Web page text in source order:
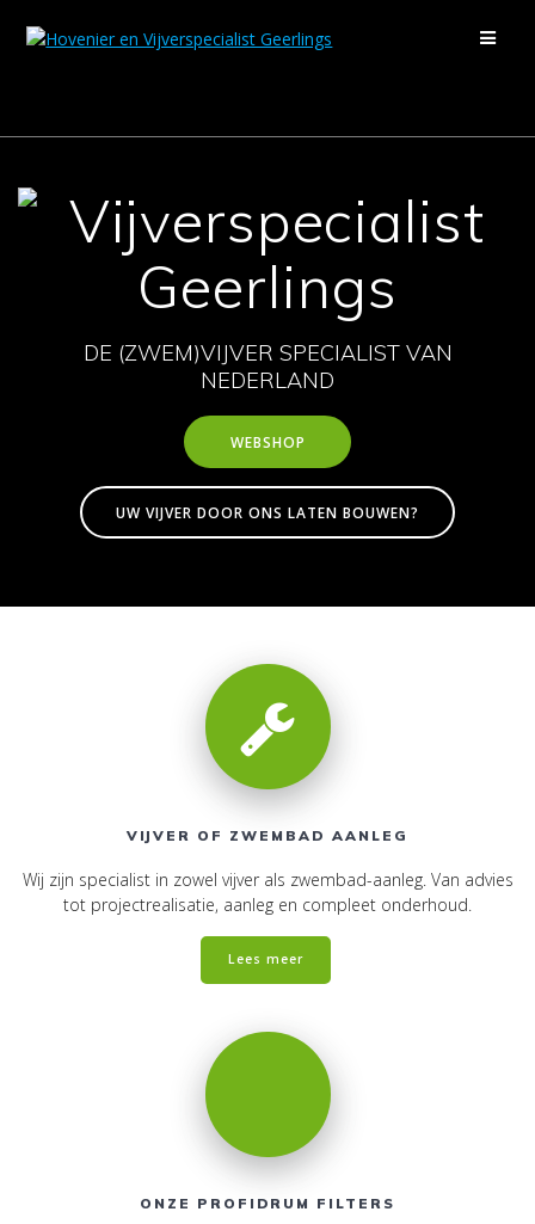
naar
DE (ZWEM)VIJVER SPECIALIST VAN
NEDERLAND
WEBSHOP
UW VIJVER DOOR ONS LATEN BOUWEN?
VIJVER OF ZWEMBAD AANLEG
Wij zijn specialist in zowel vijver als zwembad-aanleg. Van advies
tot projectrealisatie, aanleg en compleet onderhoud.
Lees meer
ONZE PROFIDRUM FILTERS